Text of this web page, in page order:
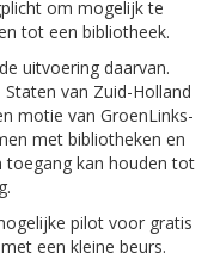
om mogelijk te
tot een bibliotheek.
uitvoering daarvan.
van Zuid-Holland
motie van GroenLinks-
met bibliotheken en
toegang kan houden tot
pilot voor gratis
een kleine beurs.